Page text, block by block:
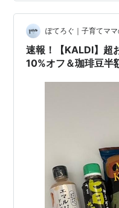
「骨取り加工済み」 調
ーズ ２．冷凍庫に常備
食材 急…
ぽてろぐ｜子育てマ
速報！【KALDI】超
10%オフ＆珈琲豆半